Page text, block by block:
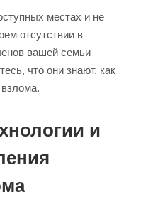
местах и не
отсутствии в
вашей семьи
что они знают, как
и